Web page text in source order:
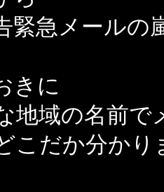
緊急メールの
きに
地域の名前で
こだか分かり